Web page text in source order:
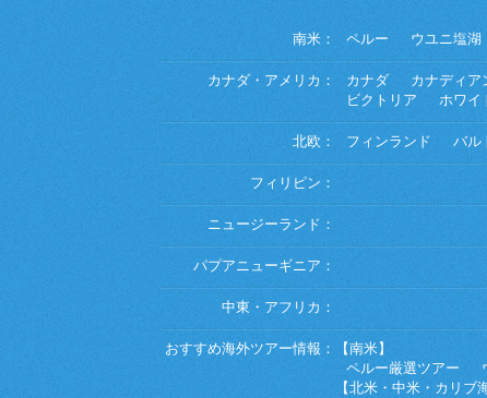
南米： ペルー ウユニ塩湖
カナダ・アメリカ： カナダ カナディア
ビクトリア
ホワイ
北欧： フィンランド バル
フィリピン：
ニュージーランド：
パプアニューギニア：
中東・アフリカ：
おすすめ海外ツアー情報：
【南米】
ペルー厳選ツアー
【北米・中米・カリブ